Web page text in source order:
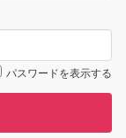
パスワードを表示する